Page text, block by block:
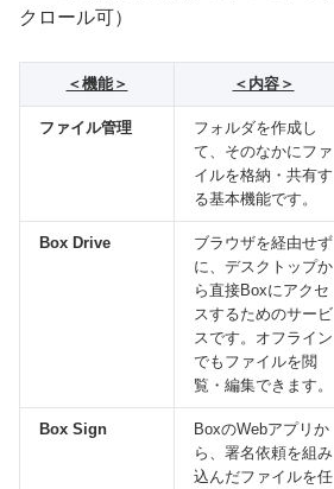
クロール可）
＜機能＞ ＜内容＞
ファイル管理
フォルダを作成し
て、そのなかにファ
イルを格納・共有す
る基本機能です。
Box Drive
ブラウザを経由せず
に、デスクトップか
ら直接Boxにアクセ
スするためのサービ
スです。オフライン
でもファイルを閲
覧・編集できます。
Box Sign
BoxのWebアプリか
ら、署名依頼を組み
込んだファイルを任